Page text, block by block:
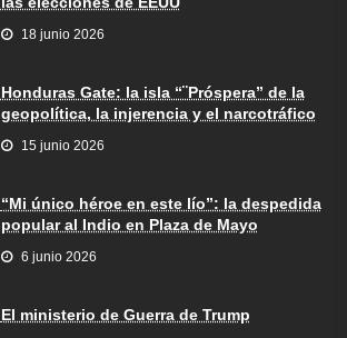
18 junio 2026
Honduras Gate: la isla “¨Próspera” de la
geopolítica, la injerencia y el narcotráfico
15 junio 2026
“Mi único héroe en este lío”: la despedida
popular al Indio en Plaza de Mayo
6 junio 2026
El ministerio de Guerra de Trump